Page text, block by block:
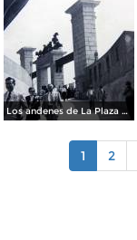
Los andenes de La Plaza de toros Ciudad de México 1950
1 2